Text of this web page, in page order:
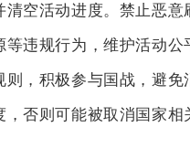
清空活动进度。禁止恶意
等违规行为，维护活动公
则，积极参与国战，避免
，否则可能被取消国家相